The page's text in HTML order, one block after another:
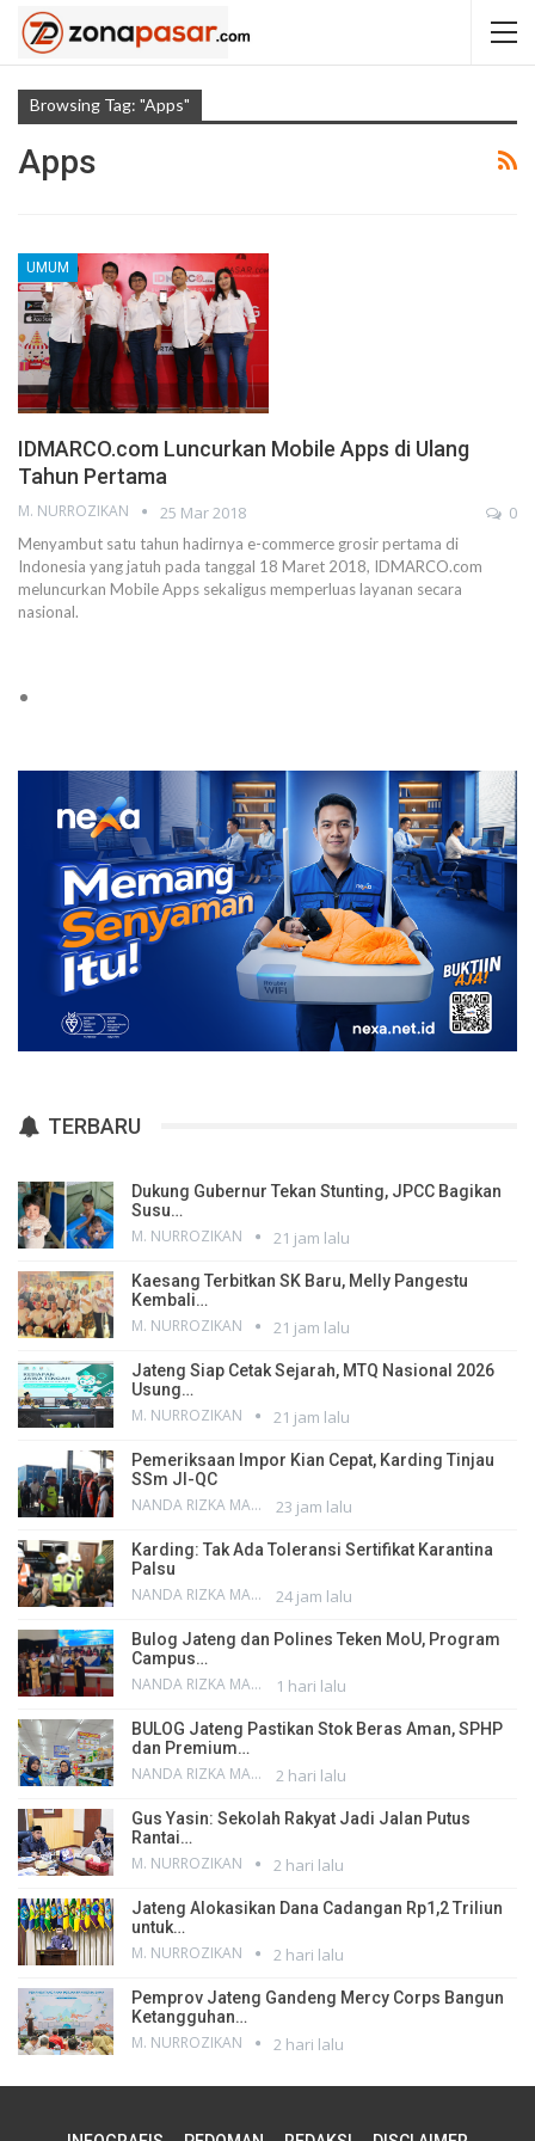
Browsing Tag: "Apps"
Apps
UMUM
IDMARCO.com Luncurkan Mobile Apps di Ulang
Tahun Pertama
M. NURROZIKAN 25 Mar 2018 0
Menyambut satu tahun hadirnya e-commerce grosir pertama di
Indonesia yang jatuh pada tanggal 18 Maret 2018, IDMARCO.com
meluncurkan Mobile Apps sekaligus memperluas layanan secara
nasional.
TERBARU
Dukung Gubernur Tekan Stunting, JPCC Bagikan
Susu…
M. NURROZIKAN 21 jam lalu
Kaesang Terbitkan SK Baru, Melly Pangestu
Kembali…
M. NURROZIKAN 21 jam lalu
Jateng Siap Cetak Sejarah, MTQ Nasional 2026
Usung…
M. NURROZIKAN 21 jam lalu
Pemeriksaan Impor Kian Cepat, Karding Tinjau
SSm JI-QC
NANDA RIZKA MAHENDRA 23 jam lalu
Karding: Tak Ada Toleransi Sertifikat Karantina
Palsu
NANDA RIZKA MAHENDRA 24 jam lalu
Bulog Jateng dan Polines Teken MoU, Program
Campus…
NANDA RIZKA MAHENDRA 1 hari lalu
BULOG Jateng Pastikan Stok Beras Aman, SPHP
dan Premium…
NANDA RIZKA MAHENDRA 2 hari lalu
Gus Yasin: Sekolah Rakyat Jadi Jalan Putus
Rantai…
M. NURROZIKAN 2 hari lalu
Jateng Alokasikan Dana Cadangan Rp1,2 Triliun
untuk…
M. NURROZIKAN 2 hari lalu
Pemprov Jateng Gandeng Mercy Corps Bangun
Ketangguhan…
M. NURROZIKAN 2 hari lalu